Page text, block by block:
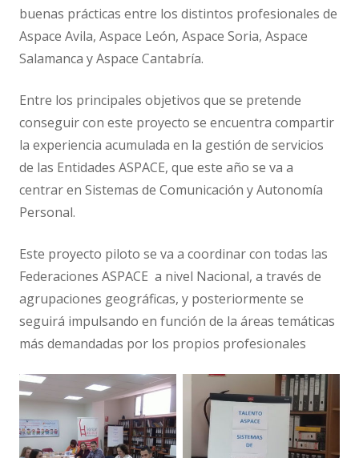
buenas prácticas entre los distintos profesionales de
Aspace Avila, Aspace León, Aspace Soria, Aspace
Salamanca y Aspace Cantabría.
Entre los principales objetivos que se pretende
conseguir con este proyecto se encuentra compartir
la experiencia acumulada en la gestión de servicios
de las Entidades ASPACE, que este año se va a
centrar en Sistemas de Comunicación y Autonomía
Personal.
Este proyecto piloto se va a coordinar con todas las
Federaciones ASPACE a nivel Nacional, a través de
agrupaciones geográficas, y posteriormente se
seguirá impulsando en función de la áreas temáticas
más demandadas por los propios profesionales